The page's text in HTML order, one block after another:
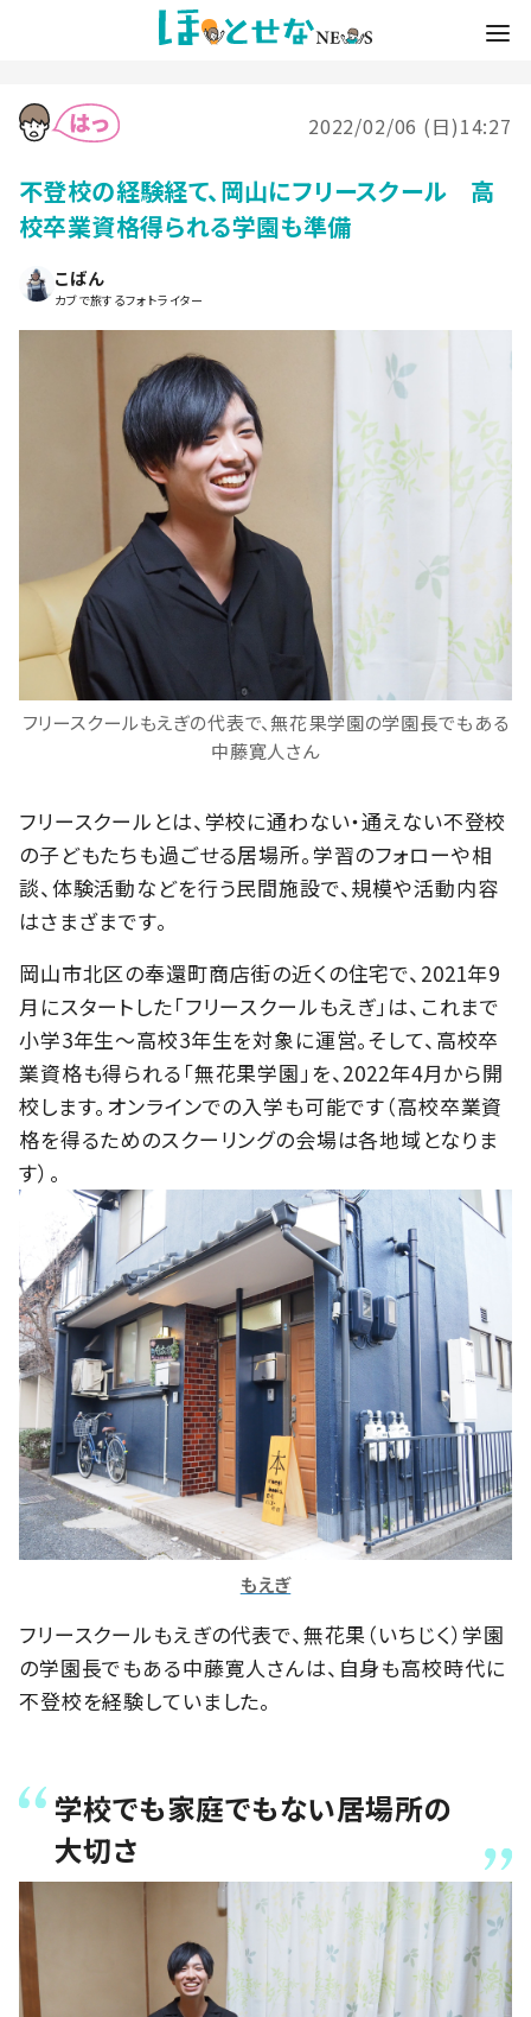
2022/02/06 (日)14:27
不登校の経験経て、岡山にフリースクール 高
校卒業資格得られる学園も準備
こばん
カブで旅するフォトライター
フリースクールもえぎの代表で、無花果学園の学園長でもある
中藤寛人さん
フリースクールとは、学校に通わない・通えない不登校
の子どもたちも過ごせる居場所。学習のフォローや相
談、体験活動などを行う民間施設で、規模や活動内容
はさまざまです。
岡山市北区の奉還町商店街の近くの住宅で、2021年9
月にスタートした「フリースクールもえぎ」は、これまで
小学3年生～高校3年生を対象に運営。そして、高校卒
業資格も得られる「無花果学園」を、2022年4月から開
校します。オンラインでの入学も可能です（高校卒業資
格を得るためのスクーリングの会場は各地域となりま
す）。
もえぎ
フリースクールもえぎの代表で、無花果（いちじく）学園
の学園長でもある中藤寛人さんは、自身も高校時代に
不登校を経験していました。
学校でも家庭でもない居場所の
大切さ